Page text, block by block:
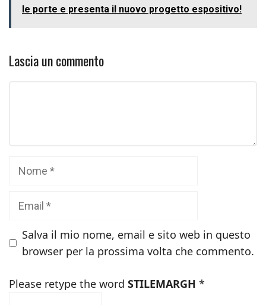
le porte e presenta il nuovo progetto espositivo!
Lascia un commento
Salva il mio nome, email e sito web in questo
browser per la prossima volta che commento.
Please retype the word STILEMARGH *